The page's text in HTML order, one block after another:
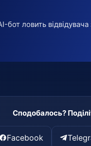
бот ловить
Сподобалось?
Facebook